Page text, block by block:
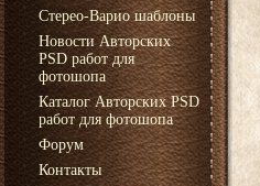
Стерео-Варио шаблоны
Новости Авторских
PSD работ для
фотошопа
Каталог Авторских PSD
работ для фотошопа
Форум
Контакты